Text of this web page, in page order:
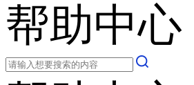
帮助中心